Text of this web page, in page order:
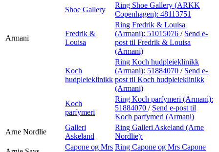
Shoe Gallery
Ring Shoe Gallery (ARKK
Copenhagen): 48113751
Armani
Fredrik &
Louisa
Ring Fredrik & Louisa
(Armani): 51015076 / Send e-
post til Fredrik & Louisa
(Armani)
Koch
hudpleieklinikk
Ring Koch hudpleieklinikk
(Armani): 51884070 / Send e-
post til Koch hudpleieklinikk
(Armani)
Koch
parfymeri
Ring Koch parfymeri (Armani):
51884070 / Send e-post til
Koch parfymeri (Armani)
Arne Nordlie
Galleri
Askeland
Ring Galleri Askeland (Arne
Nordlie):
Capone og Mrs Ring Capone og Mrs Capone